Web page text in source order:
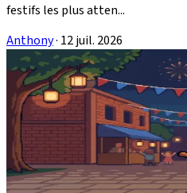
festifs les plus atten...
Anthony· 12 juil. 2026